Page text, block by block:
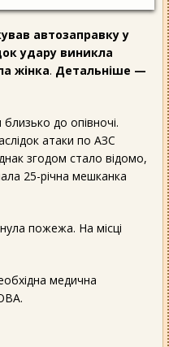
автозаправку у
удару виникла
жінка. Детальніше —
до опівночі.
атаки по АЗС
згодом стало відомо,
25-річна мешканка
пожежа. На місці
медична